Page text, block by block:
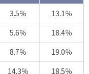
3.5％
13.1％
5.6％
18.4％
8.7％
19.0％
14.3％
18.5％